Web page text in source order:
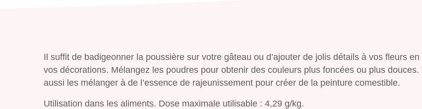
Il suffit de badigeonner la poussière sur votre gâteau ou d’ajouter de jolis détails à vos fleurs en
vos décorations. Mélangez les poudres pour obtenir des couleurs plus foncées ou plus douces.
aussi les mélanger à de l’essence de rajeunissement pour créer de la peinture comestible.
Utilisation dans les aliments. Dose maximale utilisable : 4,29 g/kg.